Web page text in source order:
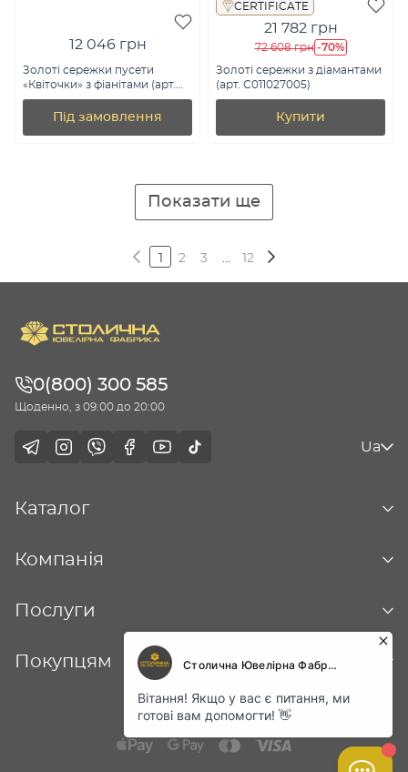
12 046 грн
Золоті сережки пусети
«Квіточки» з фіанітами (арт.
110574ж)
Під замовлення
CERTIFICATE
21 782 грн
72 608 грн -70%
Золоті сережки з діамантами
(арт. С011027005)
Купити
Показати ще
2 3 ... 12
0(800) 300 585
Щоденно, з 09:00 до 20:00
Ua
Каталог
Компанія
Послуги
Покупцям